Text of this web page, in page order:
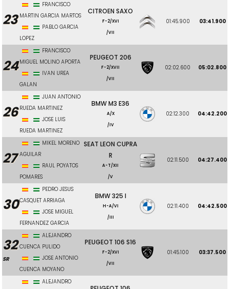
23
FRANCISCO
MARTIN GARCIA MARTOS
PABLO GARCIA
LOPEZ
CITROEN SAXO
F-2/XVI
/VII
01:45.900 03:41.900
24
FRANCISCO
MIGUEL MOLINO APORTA
IVAN UREA
GALAN
PEUGEOT 206
F-2/XVII
/VII
02:02.600 05:02.800
26
JUAN ANTONIO
RUEDA MARTINEZ
JOSE LUIS
RUEDA MARTINEZ
BMW M3 E36
A/X
/IV
02:12.300 04:42.200
27
MIKEL MORENO
AGUILAR
RAUL POYATOS
POMARES
SEAT LEON CUPRA
R
A-T/XII
/V
02:11.500 04:27.400
30
PEDRO JESUS
CASQUET ARRIAGA
JOSE MIGUEL
FERNANDEZ GARCIA
BMW 325 I
H-A/VI
/III
02:11.400 04:42.500
32
SR
ALEJANDRO
CUENCA PULIDO
JOSE ANTONIO
CUENCA MOYANO
PEUGEOT 106 S16
F-2/XVI
/VII
01:45.100 03:37.500
ALEJANDRO